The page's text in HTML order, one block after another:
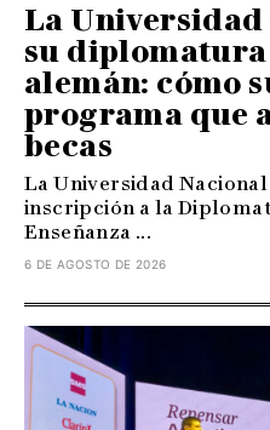
La Universidad
su
alemán: cómo
programa que
becas
La Universidad
inscripción a la
Enseñanza ...
6 DE AGOSTO DE 2026